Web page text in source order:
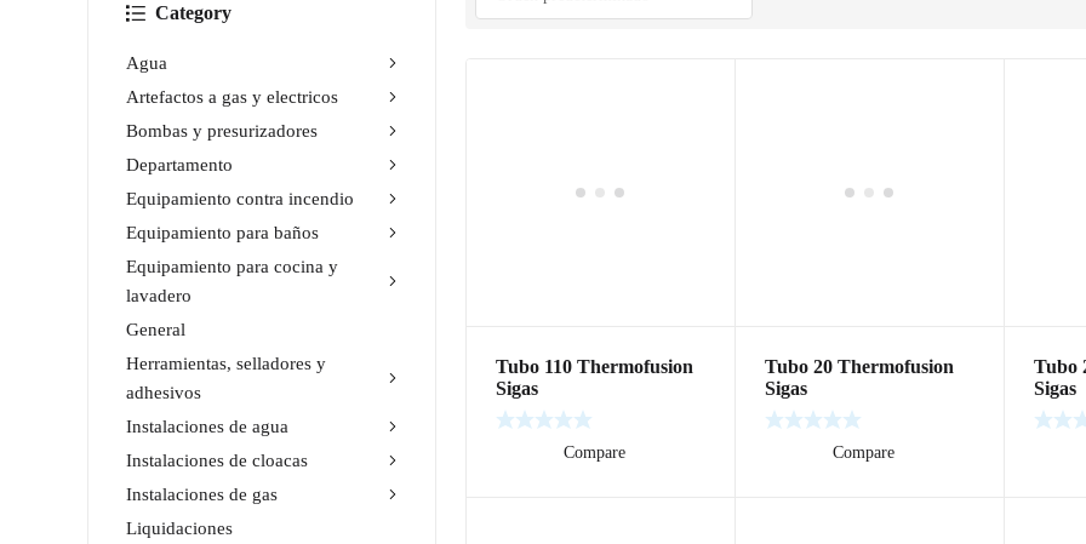
Category
Agua
Artefactos a gas y electricos
Bombas y presurizadores
Departamento
Equipamiento contra incendio
Equipamiento para baños
Equipamiento para cocina y
lavadero
General
Herramientas, selladores y
adhesivos
Instalaciones de agua
Instalaciones de cloacas
Instalaciones de gas
Liquidaciones
Tubo 110 Thermofusion
Sigas
Compare
Tubo 20 Thermofusion
Sigas
Compare
Tubo
Sigas